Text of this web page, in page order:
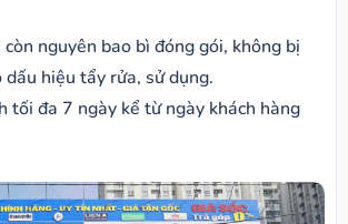
nguyên bao bì đóng gói, không bị
dấu hiệu tẩy rửa, sử dụng.
tối đa 7 ngày kể từ ngày khách hàng